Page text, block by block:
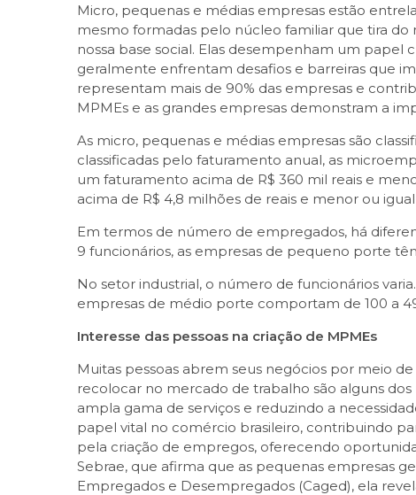
Micro, pequenas e médias empresas estão
mesmo formadas pelo núcleo familiar que tira
nossa base social. Elas desempenham um papel
geralmente enfrentam desafios e barreiras que
representam mais de 90% das empresas e
MPMEs e as grandes empresas demonstram a
As micro, pequenas e médias empresas são
classificadas pelo faturamento anual, as
um faturamento acima de R$ 360 mil reais e
acima de R$ 4,8 milhões de reais e menor ou
Em termos de número de empregados, há
9 funcionários, as empresas de pequeno porte
No setor industrial, o número de funcionários
empresas de médio porte comportam de 100 a
Interesse das pessoas na criação de MPMEs
Muitas pessoas abrem seus negócios por meio
recolocar no mercado de trabalho são alguns
ampla gama de serviços e reduzindo a
papel vital no comércio brasileiro, contribuindo
pela criação de empregos, oferecendo
Sebrae, que afirma que as pequenas empresas
Empregados e Desempregados (Caged), ela